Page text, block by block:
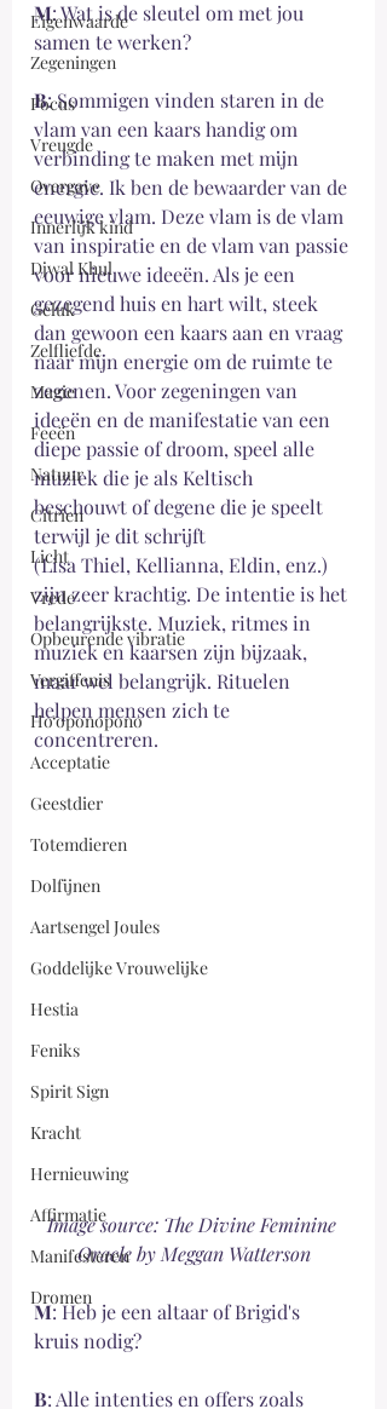
Eigenwaarde
Zegeningen
Focus
Vreugde
Overgave
Innerlijk kind
Djwal Khul
Geluk
Zelfliefde
Magie
Feeën
Natuur
Citrien
Licht
Vrede
Opbeurende vibratie
Vergiffenis
Ho‘oponopono
Acceptatie
Geestdier
Totemdieren
Dolfijnen
Aartsengel Joules
Goddelijke Vrouwelijke
Hestia
Feniks
Spirit Sign
Kracht
Hernieuwing
Affirmatie
Manifesteren
Dromen
M: Wat is de sleutel om met jou
samen te werken?
B: Sommigen vinden staren in de
vlam van een kaars handig om
verbinding te maken met mijn
energie. Ik ben de bewaarder van de
eeuwige vlam. Deze vlam is de vlam
van inspiratie en de vlam van passie
voor nieuwe ideeën. Als je een
gezegend huis en hart wilt, steek
dan gewoon een kaars aan en vraag
naar mijn energie om de ruimte te
zegenen. Voor zegeningen van
ideeën en de manifestatie van een
diepe passie of droom, speel alle
muziek die je als Keltisch
beschouwt of degene die je speelt
terwijl je dit schrijft
(Lisa Thiel, Kellianna, Eldin, enz.)
zijn zeer krachtig. De intentie is het
belangrijkste. Muziek, ritmes in
muziek en kaarsen zijn bijzaak,
maar wel belangrijk. Rituelen
helpen mensen zich te
concentreren.
Image source: The Divine Feminine
Oracle by Meggan Watterson
M: Heb je een altaar of Brigid's
kruis nodig?
B: Alle intenties en offers zoals